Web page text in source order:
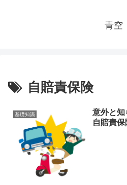
青空
自賠責保険
基礎知識
意外と
自賠責